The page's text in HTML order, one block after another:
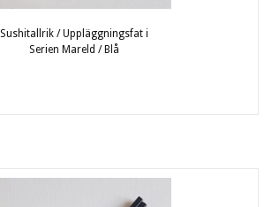
Sushitallrik / Uppläggningsfat i
Serien Mareld / Blå